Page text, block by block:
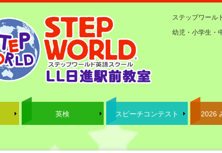
ステップワール
幼児・小学生・
英検
スピーチコンテスト
全国決勝大会 感想
2025年度 スピーチコンテスト教
2026